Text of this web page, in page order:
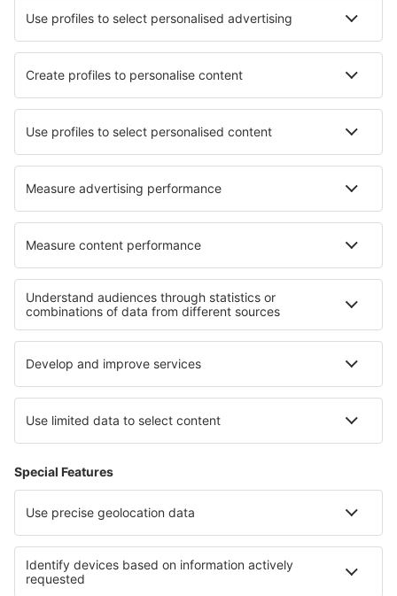
Hotely in Jullouville-les-Pins Hotely in Coudray
Hotely in San Canzian dʼlsonzo Hotely in Carolina Beach
Hotely Mareil-Sur-Mauldre Hotely in Sas van Gent
Hotely in Orea Hotely in Iranduba
Nejlepší hotely - regiony
Hotely v Lubušském vojvodství
Hotely v Svatokřížský národní park Hotely v Mazurách
Hotely v Ojcowský národní park Hotely na Spiši
Hotely in Poas Volcano National Park Hotely ve Val di Fiemme
Hotely ve Viña del Mar Hotely in Santa Catalina Island